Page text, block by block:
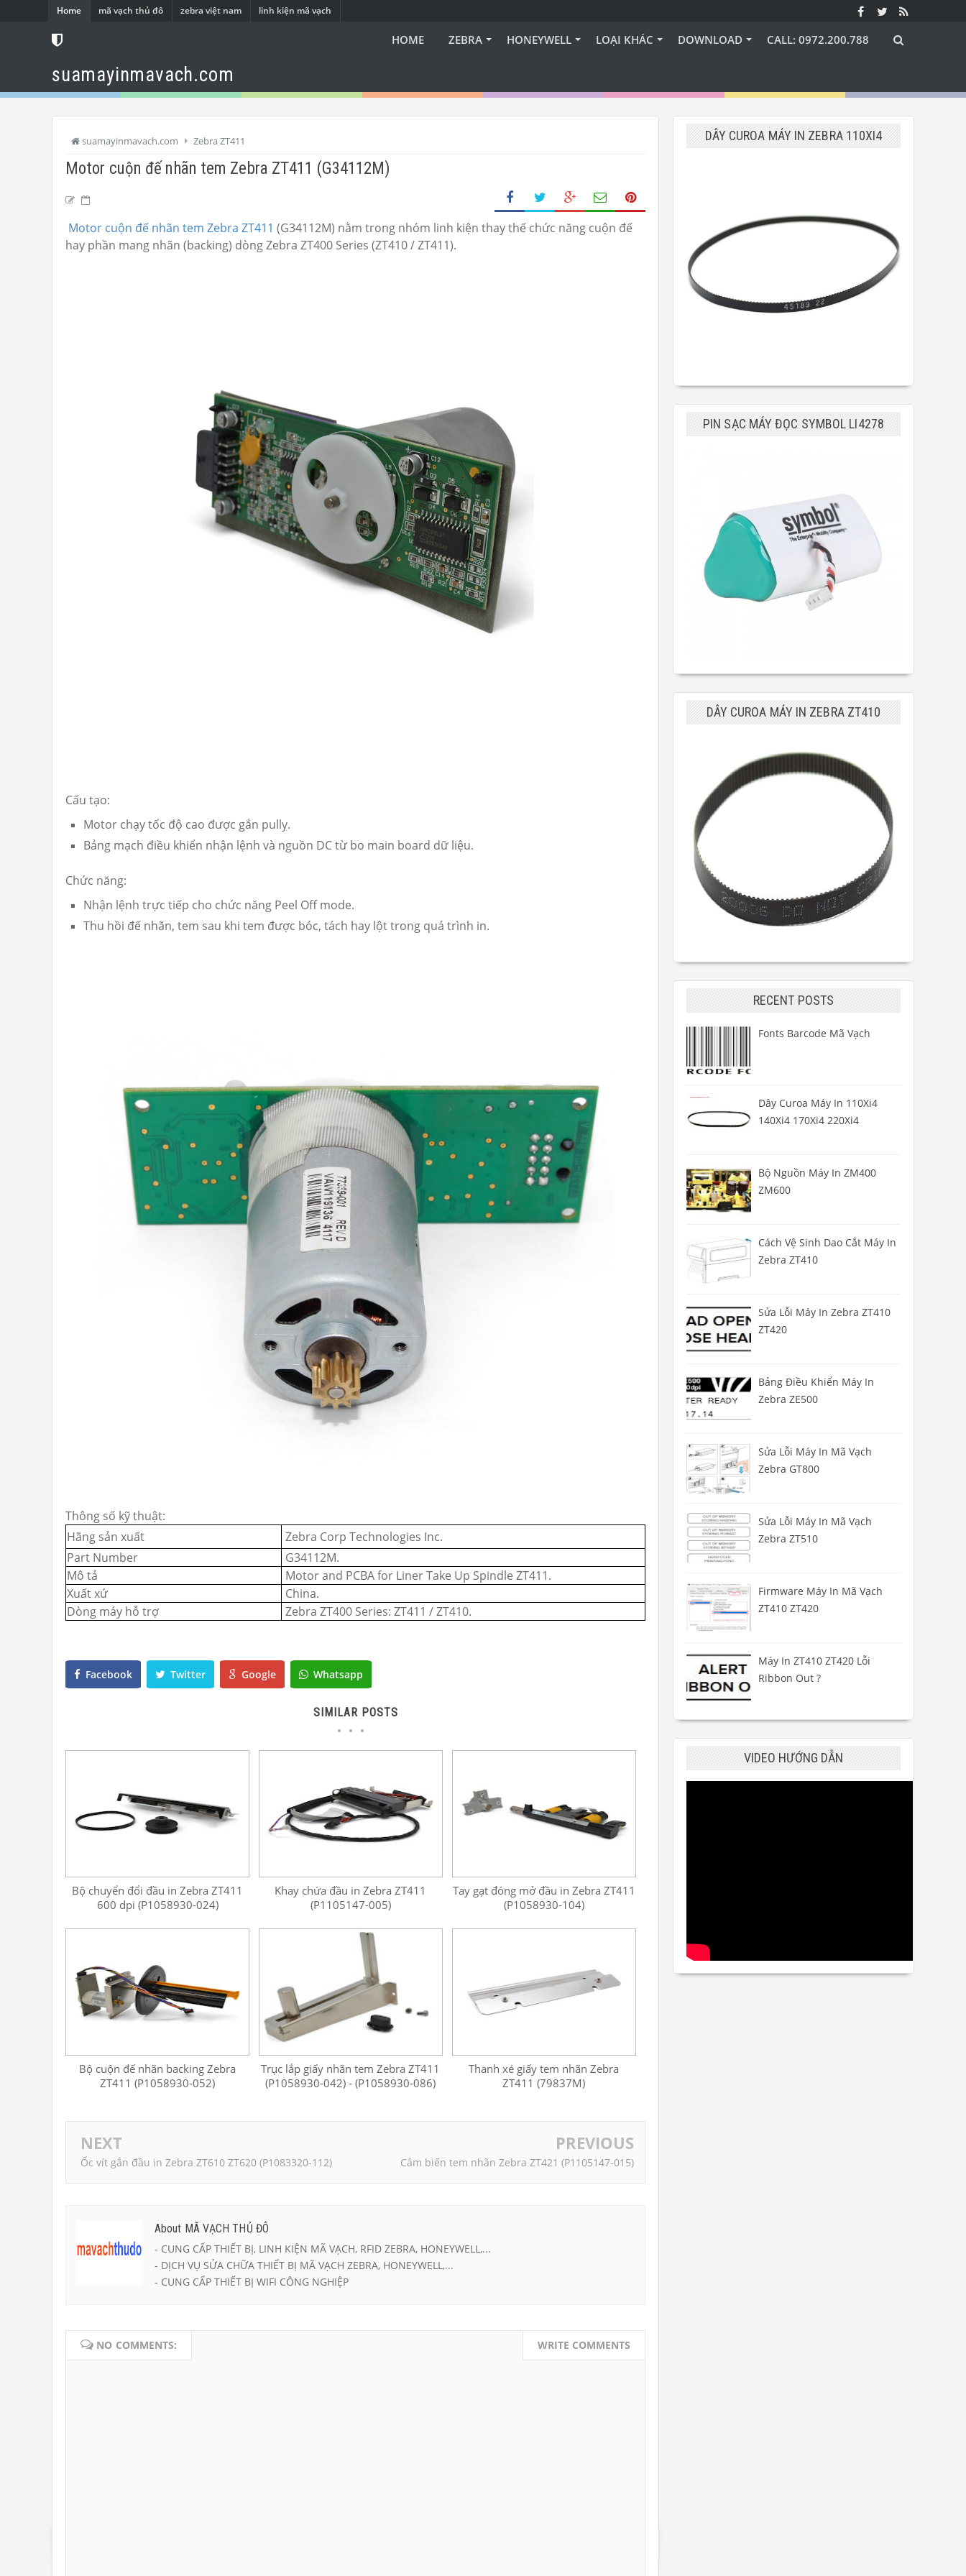
Home mã vạch thủ đô zebra việt nam linh kiện mã vạch
suamayinmavach.com
HOME ZEBRA HONEYWELL LOẠI KHÁC DOWNLOAD CALL: 0972.200.788
suamayinmavach.com Zebra ZT411
Motor cuộn đế nhãn tem Zebra ZT411 (G34112M)
Motor cuộn đế nhãn tem Zebra ZT411 (G34112M) nằm trong nhóm linh kiện thay thế chức năng cuộn đế
hay phần mang nhãn (backing) dòng Zebra ZT400 Series (ZT410 / ZT411).
Cấu tạo:
Motor chạy tốc độ cao được gắn pully.
Bảng mạch điều khiển nhận lệnh và nguồn DC từ bo main board dữ liệu.
Chức năng:
Nhận lệnh trực tiếp cho chức năng Peel Off mode.
Thu hồi đế nhãn, tem sau khi tem được bóc, tách hay lột trong quá trình in.
Thông số kỹ thuật:
Hãng sản xuất
Zebra Corp Technologies Inc.
Part Number
G34112M.
Mô tả
Motor and PCBA for Liner Take Up Spindle ZT411.
Xuất xứ
China.
Dòng máy hỗ trợ
Zebra ZT400 Series: ZT411 / ZT410.
Facebook Twitter Google Whatsapp
SIMILAR POSTS
Bộ chuyển đổi đầu in Zebra ZT411
600 dpi (P1058930-024)
Khay chứa đầu in Zebra ZT411
(P1105147-005)
Tay gạt đóng mở đầu in Zebra ZT411
(P1058930-104)
Bộ cuộn đế nhãn backing Zebra
ZT411 (P1058930-052)
Trục lắp giấy nhãn tem Zebra ZT411
(P1058930-042) - (P1058930-086)
Thanh xé giấy tem nhãn Zebra
ZT411 (79837M)
NEXT
Ốc vít gắn đầu in Zebra ZT610 ZT620 (P1083320-112)
PREVIOUS
Cảm biến tem nhãn Zebra ZT421 (P1105147-015)
About MÃ VẠCH THỦ ĐÔ
- CUNG CẤP THIẾT BỊ, LINH KIỆN MÃ VẠCH, RFID ZEBRA, HONEYWELL,...
- DỊCH VỤ SỬA CHỮA THIẾT BỊ MÃ VẠCH ZEBRA, HONEYWELL,...
- CUNG CẤP THIẾT BỊ WIFI CÔNG NGHIỆP
NO COMMENTS: WRITE COMMENTS
DÂY CUROA MÁY IN ZEBRA 110XI4
PIN SẠC MÁY ĐỌC SYMBOL LI4278
DÂY CUROA MÁY IN ZEBRA ZT410
RECENT POSTS
Fonts Barcode Mã Vạch
Dây Curoa Máy In 110Xi4
140Xi4 170Xi4 220Xi4
Bộ Nguồn Máy In ZM400
ZM600
Cách Vệ Sinh Dao Cắt Máy In
Zebra ZT410
Sửa Lỗi Máy In Zebra ZT410
ZT420
Bảng Điều Khiển Máy In
Zebra ZE500
Sửa Lỗi Máy In Mã Vạch
Zebra GT800
Sửa Lỗi Máy In Mã Vạch
Zebra ZT510
Firmware Máy In Mã Vạch
ZT410 ZT420
Máy In ZT410 ZT420 Lỗi
Ribbon Out ?
VIDEO HƯỚNG DẪN